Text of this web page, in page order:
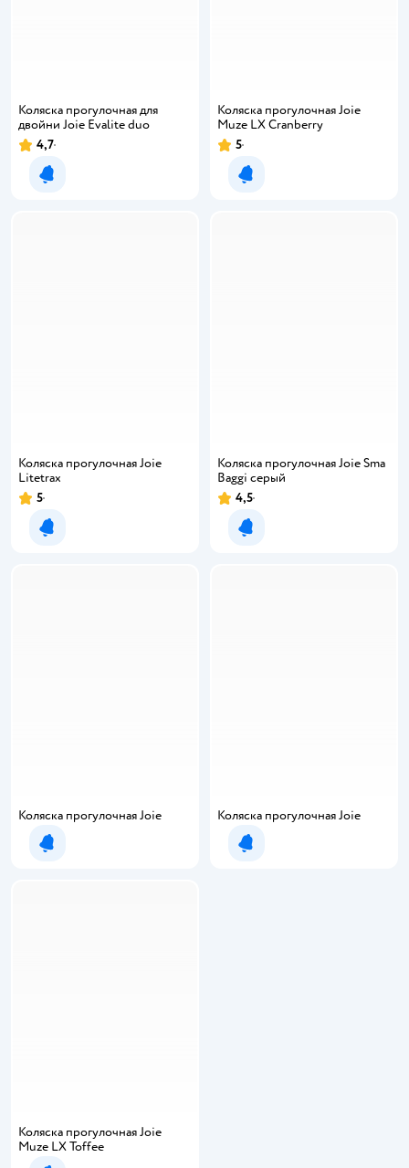
Коляска прогулочная для
двойни Joie Evalite duo
Рейтинг:
4,7
Уведомить о появлении
Коляска прогулочная Joie
Muze LX Cranberry
Рейтинг:
5
Уведомить о появлении
Коляска прогулочная Joie
Litetrax
Рейтинг:
5
Уведомить о появлении
Коляска прогулочная Joie Sma
Baggi серый
Рейтинг:
4,5
Уведомить о появлении
Коляска прогулочная Joie
Уведомить о появлении
Коляска прогулочная Joie
Уведомить о появлении
Коляска прогулочная Joie
Muze LX Toffee